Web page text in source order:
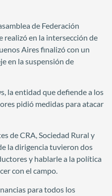
de Federación
realizó en la intersección de
Aires finalizó con un
en la suspensión de
la entidad que defiende a los
pidió medidas para atacar
de CRA, Sociedad Rural y
la dirigencia tuvieron dos
y hablarle a la política
con el campo.
para todos los